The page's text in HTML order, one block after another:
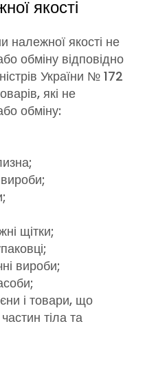
нам в робочий час
сторінки або
форми нижче:
якості
належної якості не
обміну відповідно
України № 172
які не
обміну:
щітки;
вироби;
і товари, що
тіла та